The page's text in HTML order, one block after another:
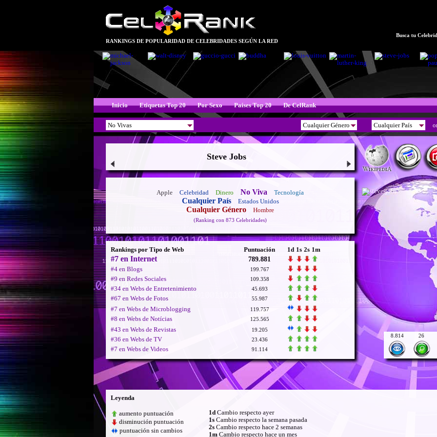
RANKINGS DE POPULARIDAD DE CELEBRIDADES SEGÚN LA RED
Busca tu
Inicio Etiquetas Top 20 Por Sexo Países Top 20 De CelRank
Steve Jobs
8.814 26
Apple Celebridad Dinero No Viva Tecnología
Cualquier País Estados Unidos
Cualquier Género Hombre
(Ranking con 873 Celebridades)
Rankings por Tipo de Web Puntuación 1d 1s 2s 1m
#7 en Internet
789.881
#4 en Blogs
199.767
#9 en Redes Sociales 109.358
#34 en Webs de Entretenimiento 45.693
#67 en Webs de Fotos 55.987
#7 en Webs de Microblogging 119.757
#8 en Webs de Notícias 125.565
#43 en Webs de Revistas 19.205
#36 en Webs de TV 23.436
#7 en Webs de Videos 91.114
Leyenda
aumento puntuación
disminución puntuación
puntuación sin cambios
1d Cambio respecto ayer
1s Cambio respecto la semana pasada
2s Cambio respecto hace 2 semanas
1m Cambio respecto hace un mes